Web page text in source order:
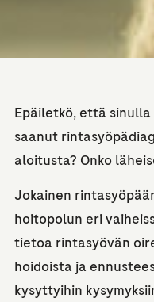
Epäiletkö, että
saanut
aloitusta? Onko
Jokainen
hoitopolun eri
tietoa rintasyövän
hoidoista ja
kysyttyihin